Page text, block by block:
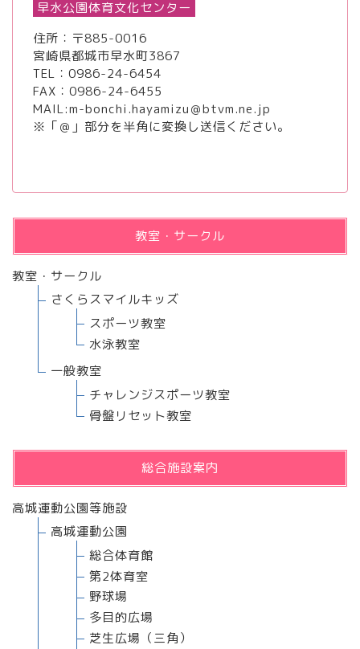
早水公園体育文化センター
住所：〒885-0016
宮崎県都城市早水町3867
TEL： 0986-24-6454
FAX：0986-24-6455
MAIL:m-bonchi.hayamizu＠btvm.ne.jp
※「＠」部分を半角に変換し送信ください。
教室・サークル
教室・サークル
さくらスマイルキッズ
スポーツ教室
水泳教室
一般教室
チャレンジスポーツ教室
骨盤リセット教室
総合施設案内
高城運動公園等施設
高城運動公園
総合体育館
第2体育室
野球場
多目的広場
芝生広場（三角）